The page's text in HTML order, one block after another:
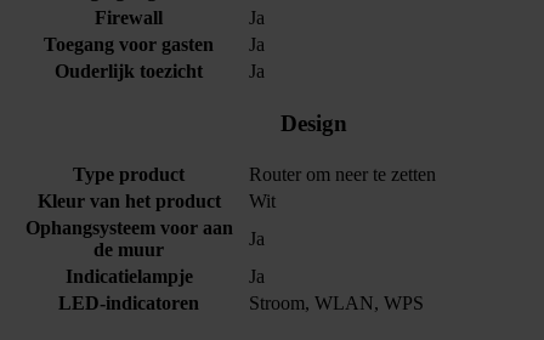
Firewall
Ja
Toegang voor gasten
Ja
Ouderlijk toezicht
Ja
Design
Type product
Router om neer te zetten
Kleur van het product
Wit
Ophangsysteem voor aan
de muur
Ja
Indicatielampje
Ja
LED-indicatoren
Stroom, WLAN, WPS